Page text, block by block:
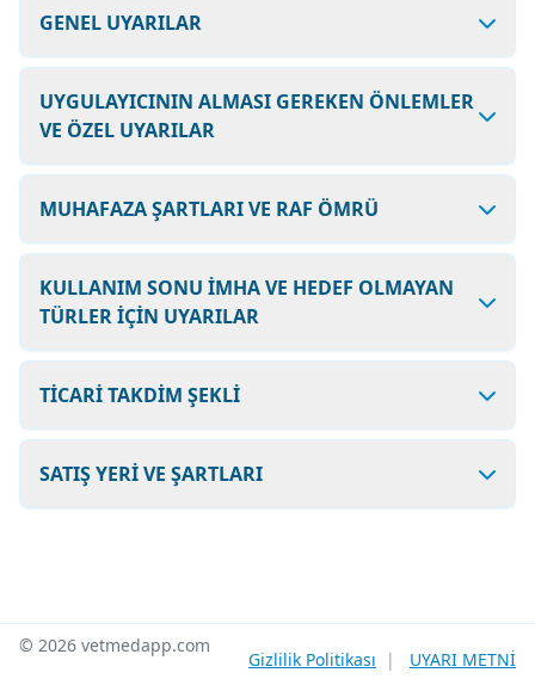
GENEL UYARILAR
UYGULAYICININ ALMASI GEREKEN ÖNLEMLER
VE ÖZEL UYARILAR
MUHAFAZA ŞARTLARI VE RAF ÖMRÜ
KULLANIM SONU İMHA VE HEDEF OLMAYAN
TÜRLER İÇİN UYARILAR
TİCARİ TAKDİM ŞEKLİ
SATIŞ YERİ VE ŞARTLARI
© 2026 vetmedapp.com
Gizlilik Politikası | UYARI METNİ